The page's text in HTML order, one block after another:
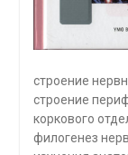
строение
строение
коркового
филогенез